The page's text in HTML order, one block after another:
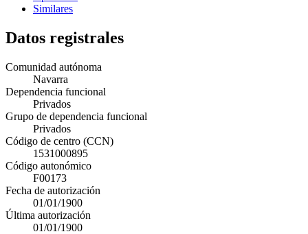
Similares
Datos registrales
Comunidad autónoma
Navarra
Dependencia funcional
Privados
Grupo de dependencia funcional
Privados
Código de centro (CCN)
1531000895
Código autonómico
F00173
Fecha de autorización
01/01/1900
Última autorización
01/01/1900